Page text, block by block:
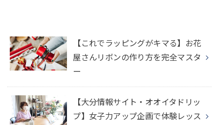
【これでラッピングがキマる】お花
屋さんリボンの作り方を完全マスタ
ー
【大分情報サイト・オオイタドリッ
プ】女子力アップ企画で体験レッス